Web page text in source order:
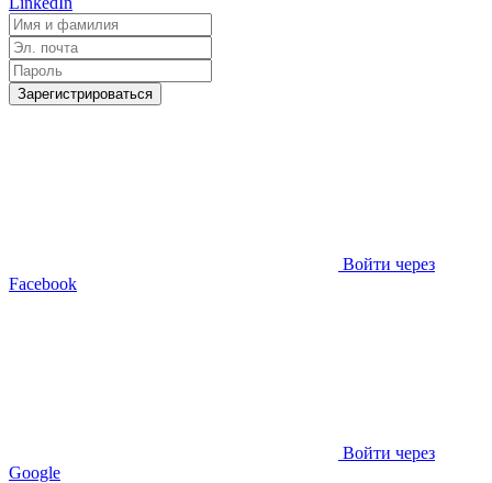
Зарегистрироваться
Войти через
Facebook
Войти через
Google